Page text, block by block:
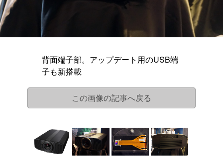
背面端子部。アップデート用のUSB端
子も新搭載
この画像の記事へ戻る